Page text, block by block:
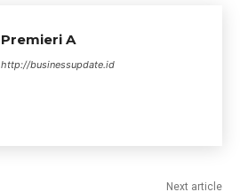
Premieri A
http://businessupdate.id
Next article